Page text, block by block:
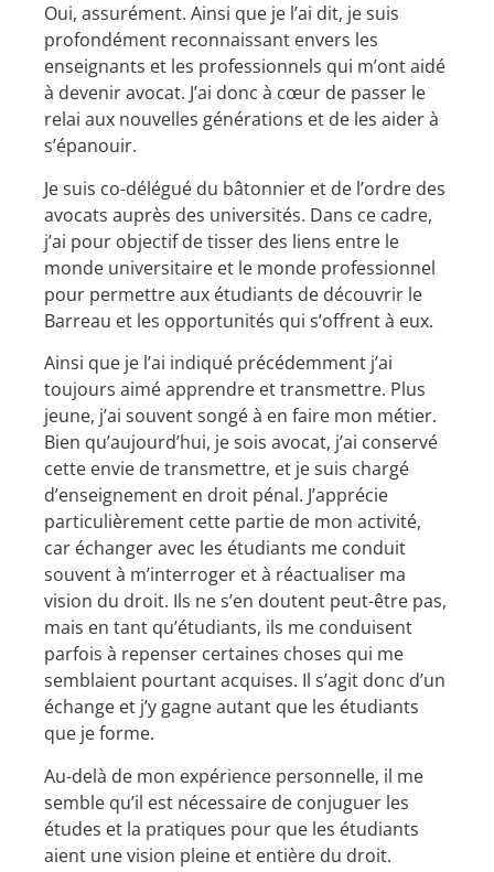
Oui, assurément. Ainsi que je l’ai dit, je suis
profondément reconnaissant envers les
enseignants et les professionnels qui m’ont aidé
à devenir avocat. J’ai donc à cœur de passer le
relai aux nouvelles générations et de les aider à
s’épanouir.
Je suis co-délégué du bâtonnier et de l’ordre des
avocats auprès des universités. Dans ce cadre,
j’ai pour objectif de tisser des liens entre le
monde universitaire et le monde professionnel
pour permettre aux étudiants de découvrir le
Barreau et les opportunités qui s’offrent à eux.
Ainsi que je l’ai indiqué précédemment j’ai
toujours aimé apprendre et transmettre. Plus
jeune, j’ai souvent songé à en faire mon métier.
Bien qu’aujourd’hui, je sois avocat, j’ai conservé
cette envie de transmettre, et je suis chargé
d’enseignement en droit pénal. J’apprécie
particulièrement cette partie de mon activité,
car échanger avec les étudiants me conduit
souvent à m’interroger et à réactualiser ma
vision du droit. Ils ne s’en doutent peut-être pas,
mais en tant qu’étudiants, ils me conduisent
parfois à repenser certaines choses qui me
semblaient pourtant acquises. Il s’agit donc d’un
échange et j’y gagne autant que les étudiants
que je forme.
Au-delà de mon expérience personnelle, il me
semble qu’il est nécessaire de conjuguer les
études et la pratiques pour que les étudiants
aient une vision pleine et entière du droit.